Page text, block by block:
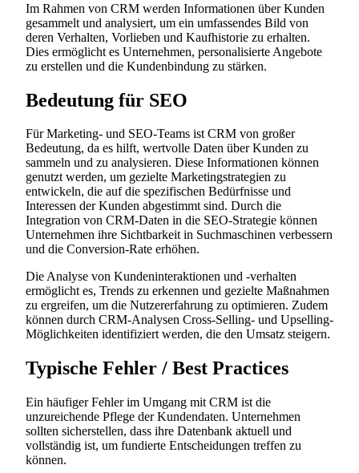
Im Rahmen von CRM werden Informationen über Kunden
gesammelt und analysiert, um ein umfassendes Bild von
deren Verhalten, Vorlieben und Kaufhistorie zu erhalten.
Dies ermöglicht es Unternehmen, personalisierte Angebote
zu erstellen und die Kundenbindung zu stärken.
Bedeutung für SEO
Für Marketing- und SEO-Teams ist CRM von großer
Bedeutung, da es hilft, wertvolle Daten über Kunden zu
sammeln und zu analysieren. Diese Informationen können
genutzt werden, um gezielte Marketingstrategien zu
entwickeln, die auf die spezifischen Bedürfnisse und
Interessen der Kunden abgestimmt sind. Durch die
Integration von CRM-Daten in die SEO-Strategie können
Unternehmen ihre Sichtbarkeit in Suchmaschinen verbessern
und die Conversion-Rate erhöhen.
Die Analyse von Kundeninteraktionen und -verhalten
ermöglicht es, Trends zu erkennen und gezielte Maßnahmen
zu ergreifen, um die Nutzererfahrung zu optimieren. Zudem
können durch CRM-Analysen Cross-Selling- und Upselling-
Möglichkeiten identifiziert werden, die den Umsatz steigern.
Typische Fehler / Best Practices
Ein häufiger Fehler im Umgang mit CRM ist die
unzureichende Pflege der Kundendaten. Unternehmen
sollten sicherstellen, dass ihre Datenbank aktuell und
vollständig ist, um fundierte Entscheidungen treffen zu
können.